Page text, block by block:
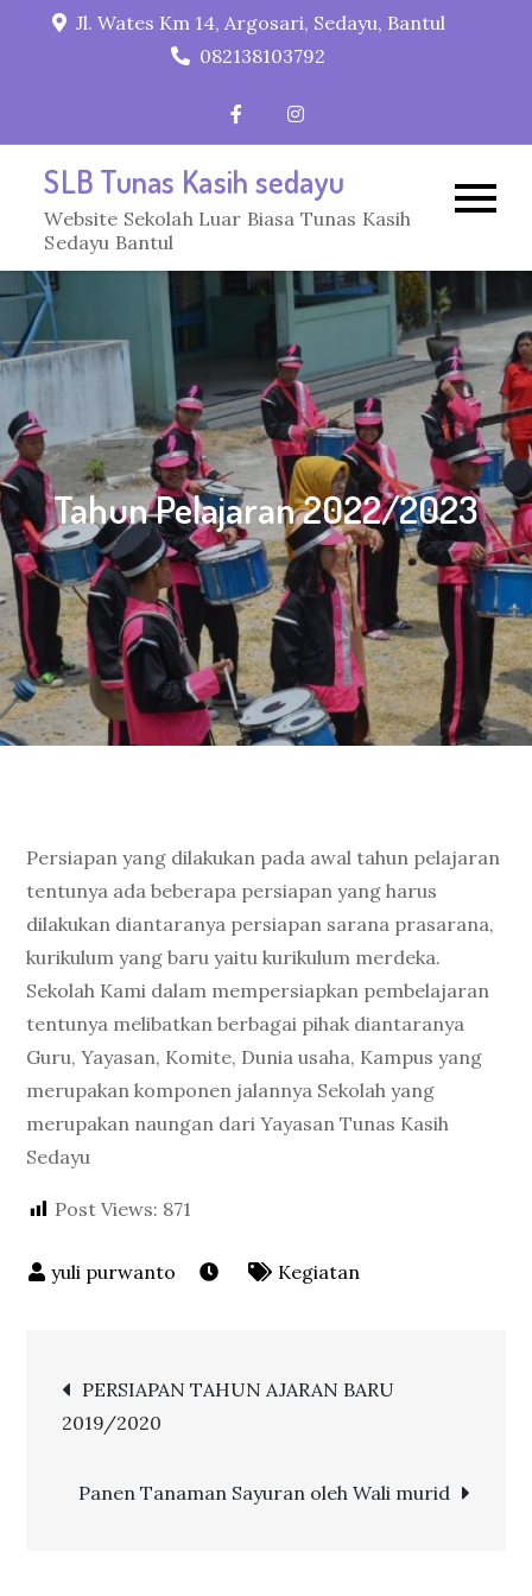
Jl. Wates Km 14, Argosari, Sedayu, Bantul
082138103792
SLB Tunas Kasih sedayu
Website Sekolah Luar Biasa Tunas Kasih
Sedayu Bantul
Tahun Pelajaran 2022/2023
Persiapan yang dilakukan pada awal tahun pelajaran
tentunya ada beberapa persiapan yang harus
dilakukan diantaranya persiapan sarana prasarana,
kurikulum yang baru yaitu kurikulum merdeka.
Sekolah Kami dalam mempersiapkan pembelajaran
tentunya melibatkan berbagai pihak diantaranya
Guru, Yayasan, Komite, Dunia usaha, Kampus yang
merupakan komponen jalannya Sekolah yang
merupakan naungan dari Yayasan Tunas Kasih
Sedayu
Post Views: 871
Kegiatan
Post
navigation
PERSIAPAN TAHUN AJARAN BARU
2019/2020
Panen Tanaman Sayuran oleh Wali murid